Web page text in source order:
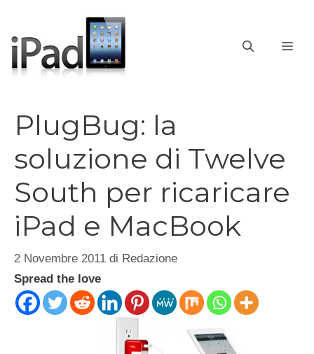
contenuto
PlugBug: la
soluzione di Twelve
South per ricaricare
iPad e MacBook
2 Novembre 2011 di Redazione
Spread the love